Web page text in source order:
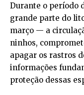
Durante o período
grande parte do
março — a
ninhos,
apagar os rastros
informações
proteção dessas